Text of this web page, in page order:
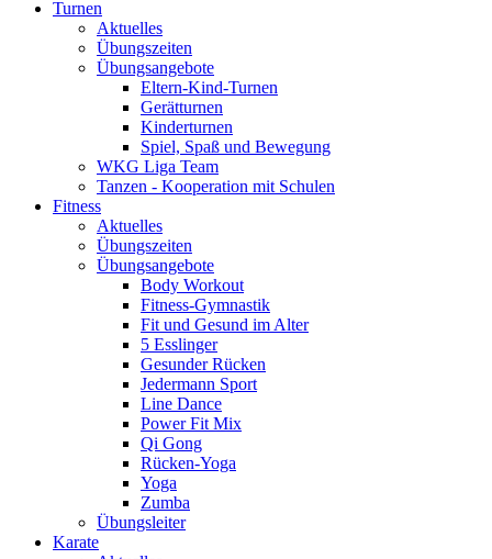
Turnen
Aktuelles
Übungszeiten
Übungsangebote
Eltern-Kind-Turnen
Gerätturnen
Kinderturnen
Spiel, Spaß und Bewegung
WKG Liga Team
Tanzen - Kooperation mit Schulen
Fitness
Aktuelles
Übungszeiten
Übungsangebote
Body Workout
Fitness-Gymnastik
Fit und Gesund im Alter
5 Esslinger
Gesunder Rücken
Jedermann Sport
Line Dance
Power Fit Mix
Qi Gong
Rücken-Yoga
Yoga
Zumba
Übungsleiter
Karate